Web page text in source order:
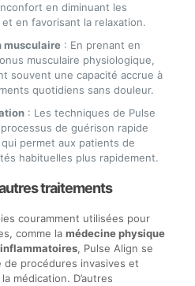
en diminuant les
en favorisant la relaxation.
musculaire: En prenant en
musculaire physiologique,
souvent une capacité accrue à
quotidiens sans douleur.
: Les techniques de Pulse
de guérison rapide
permet aux patients de
habituelles plus rapidement.
traitements
couramment utilisées pour
comme la médecine physique
, Pulse Align se
procédures invasives et
médication. D’autres